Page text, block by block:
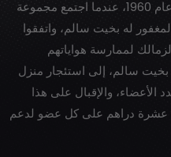
يعود تاريخ تأسيس نادي الوصل إلى عام 1960، عندما اجتمع مجموعة
له بخيت سالم، واتفقوا
لممارسة هواياتهم
سالم، إلى استئجار منزل
الأعضاء، والإقبال على هذا
عشرة دراهم على كل عضو لدعم